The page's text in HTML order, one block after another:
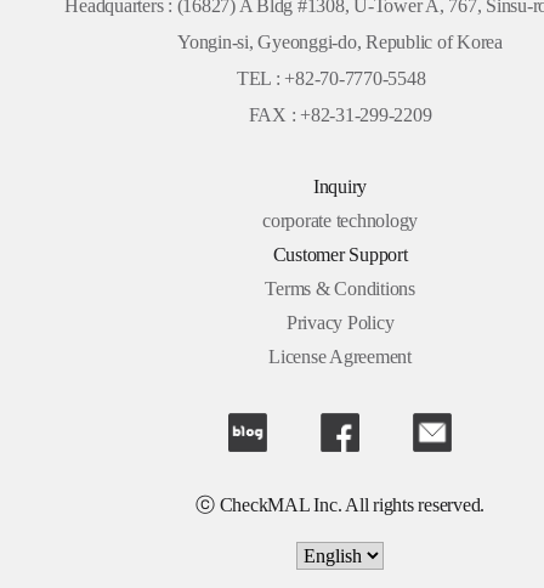
Headquarters : (16827) A Bldg #1308, U-Tower A, 767, Sinsu-
Yongin-si, Gyeonggi-do, Republic of Korea
TEL : +82-70-7770-5548
FAX : +82-31-299-2209
Inquiry
corporate technology
Customer Support
Terms & Conditions
Privacy Policy
License Agreement
ⓒ CheckMAL Inc. All rights reserved.